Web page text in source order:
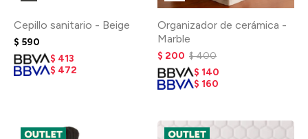
Cepillo sanitario - Beige
$ 590
$ 413
$ 472
Organizador de cerámica -
Marble
$ 200 $400
$ 140
$ 160